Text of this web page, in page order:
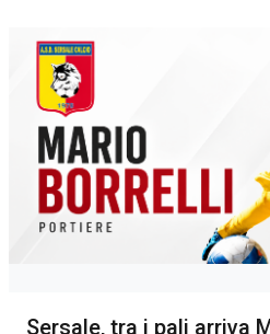
Sersale, tra i pali arriva